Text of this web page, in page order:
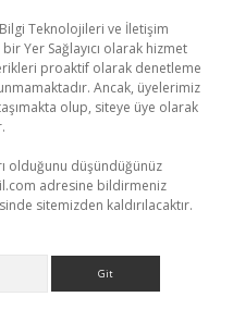
Bilgi Teknolojileri ve İletişim
Yer Sağlayıcı olarak hizmet
proaktif olarak denetleme
Ancak, üyelerimiz
olup, siteye üye olarak
olduğunu düşündüğünüz
adresine bildirmeniz
sitemizden kaldırılacaktır.